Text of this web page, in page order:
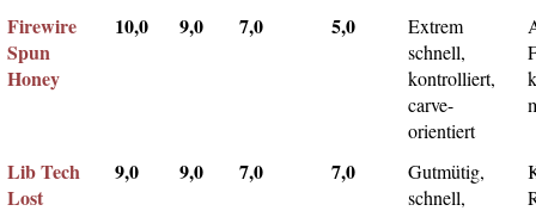
Firewire
Spun
Honey
10,0 9,0 7,0 5,0
Extrem
schnell,
kontrolliert,
carve-
orientiert
Lib Tech
Lost
9,0 9,0 7,0 7,0
Gutmütig,
schnell,